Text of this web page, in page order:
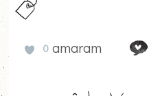
0 amaram